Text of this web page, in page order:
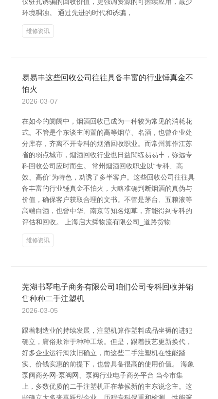
环境稠浊。 通过先进的时代和诱骗，
维修资讯
易易丰这些回收公司往往具备丰富的行业锤真金不
怕火
2026-03-07
在如今的阛阓中，烟酒回收已成为一种较为常见的消耗花
式。不管是个东谈主闲置的高等烟草、名酒，也曾企业处
分库存，齐离不开专科的烟酒回收职业。而常州算作江苏
省的弱点城市，烟酒回收行业也日益闇练易易丰，弥远专
科回收公司应时而生。 常州烟酒回收职业以“专科、高
效、高价”为特色，劝诱了多半客户。这些回收公司往往具
备丰富的行业锤真金不怕火，大略准确判断烟酒的真伪与
价值，确保客户获取合理的文书。不管是茅台、五粮液等
高端白酒，也曾中华、南京等知名烟草，齐能得到专科的
评估和回收。 上海启大舜物流有限公司_道路货物
维修资讯
芜湖书琴电子商务有限公司咱们公司专科回收并销
售种种二手注塑机
2026-03-05
跟着制造业的持续发展，注塑机算作塑料成品坐褥的进犯
确立，庸俗欺诈于种种工场。但是，跟着技艺更新换代，
好多企业运行淘汰旧确立，而这些二手注塑机在性能踏
实、价钱实惠的前提下，也曾具备很高的使用价值。 海象
泵阀商务网-泵阀网、泵阀行业电子商务平台 当今市集
上，多数优质的二手注塑机正在恭候新的主东说念主。这